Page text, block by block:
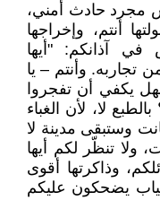
مجرد حادث أمني،
أنتم، وإخراجها
في آذانكم: "أيها
تجاربه. وأنتم – يا
يكفي أن تفجروا
لا، لأن الغباء
وستبقى مدينة لا
ولا تنظّر لكم أيها
وذاكرتها أقوى
يضحكون عليكم